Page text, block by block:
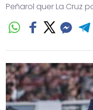
Peñarol quer La Cruz